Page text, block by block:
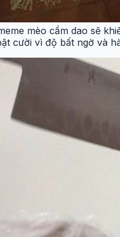
mèo cầm dao sẽ
cười vì độ bất ngờ và